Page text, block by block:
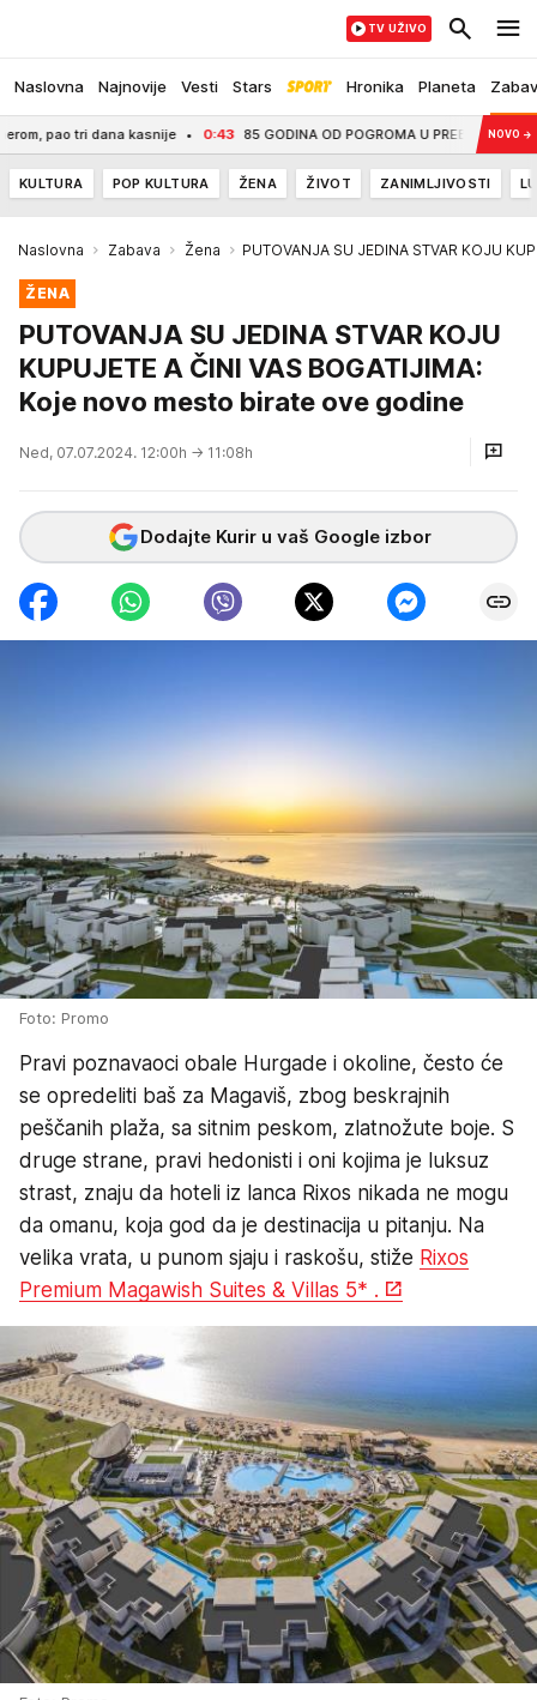
Naslovna Najnovije Vesti Stars Hronika Planeta
TV UŽIVO
dana kasnije 0:43 85 GODINA OD POGROMA U PREBILOVCIMA: Srpski
NOVO →
KULTURA POP KULTURA ŽENA ŽIVOT ZANIMLJIVOSTI
Naslovna Zabava Žena PUTOVANJA SU JEDINA STVAR KOJU
ŽENA
PUTOVANJA SU JEDINA STVAR KOJU
KUPUJETE A ČINI VAS BOGATIJIMA:
Koje novo mesto birate ove godine
Ned, 07.07.2024. 12:00h → 11:08h
Dodajte Kurir u vaš Google izbor
Foto: Promo
Pravi poznavaoci obale Hurgade i okoline, često će
se opredeliti baš za Magaviš, zbog beskrajnih
peščanih plaža, sa sitnim peskom, zlatnožute boje. S
druge strane, pravi hedonisti i oni kojima je luksuz
strast, znaju da hoteli iz lanca Rixos nikada ne mogu
da omanu, koja god da je destinacija u pitanju. Na
velika vrata, u punom sjaju i raskošu, stiže Rixos
Premium Magawish Suites & Villas 5* .